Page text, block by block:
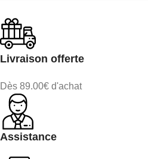
Livraison offerte
Dès 89.00€ d'achat
Assistance